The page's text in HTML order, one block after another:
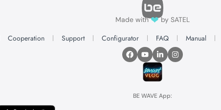
Made with❤by SATEL
Cooperation Support Configurator FAQ Manual
BE WAVE App: